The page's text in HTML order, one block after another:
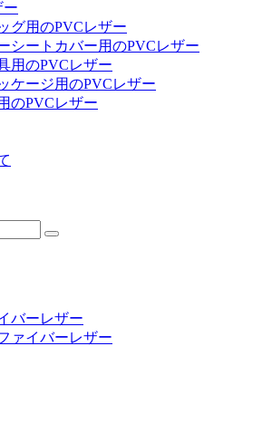
ー
グ用のPVCレザー
シートカバー用のPVCレザー
用のPVCレザー
ケージ用のPVCレザー
のPVCレザー
バーレザー
ァイバーレザー